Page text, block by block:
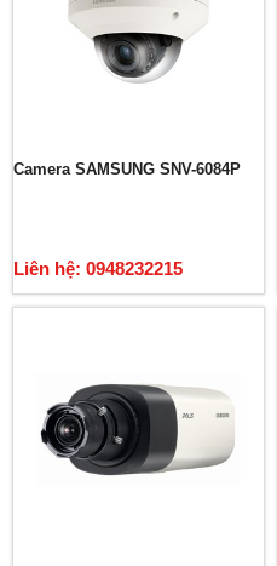
Camera SAMSUNG SNV-6084P
Liên hệ: 0948232215